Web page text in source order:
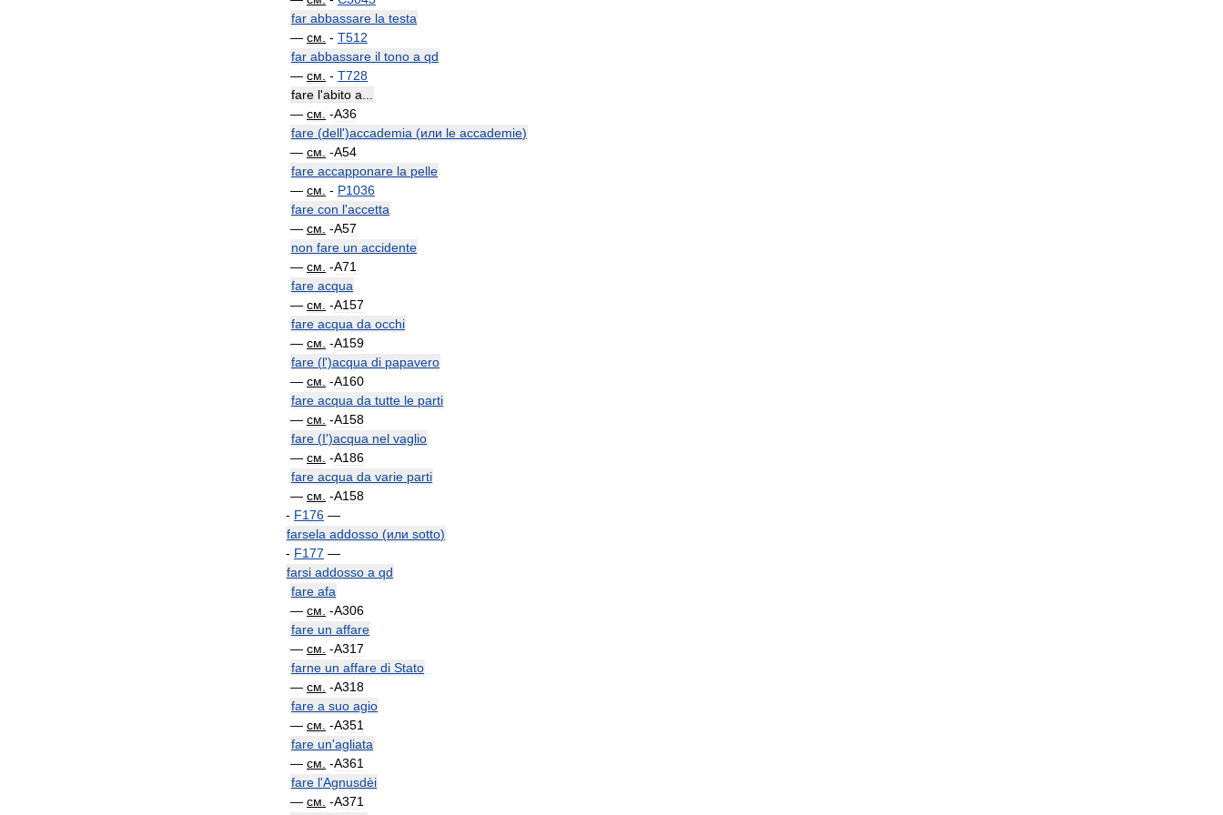
far abbassare la testa
— см - T512
far abbassare il tono a qd
— см - T728
fare l'abito a
— см -A36
fare (dell')accademia (или le accademie)
— см -A54
fare accapponare la pelle
— см - P1036
fare con l'accetta
— см -A57
non fare un accidente
— см -A71
fare acqua
— см -A157
fare acqua da occhi
— см -A159
fare (l')acqua di papavero
— см -A160
fare acqua da tutte le parti
— см -A158
fare (I')acqua nel vaglio
— см -A186
fare acqua da varie parti
— см -A158
- F176 —
farsela addosso (или sotto)
- F177 —
farsi addosso a qd
fare afa
— см -A306
fare un affare
— см -A317
farne un affare di Stato
— см -A318
fare a suo agio
— см -A351
fare un'agliata
— см -A361
fare l'Agnusdèi
— см -A371